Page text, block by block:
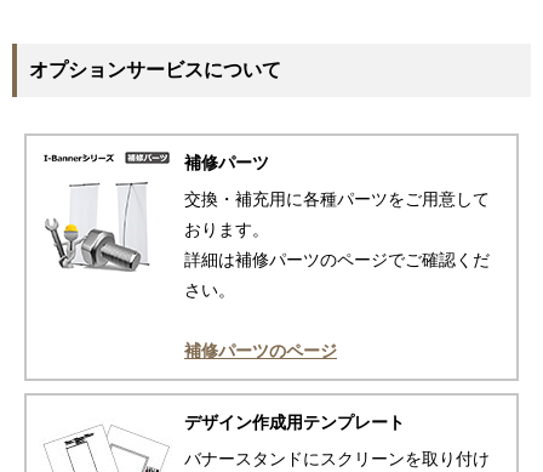
オプションサービスについて
補修パーツ
交換・補充用に各種パーツをご用意して
おります。
詳細は補修パーツのページでご確認くだ
さい。
補修パーツのページ
デザイン作成用テンプレート
バナースタンドにスクリーンを取り付け